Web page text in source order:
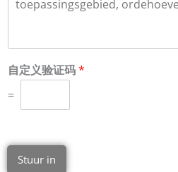
自定义验证码*
=
Stuur in